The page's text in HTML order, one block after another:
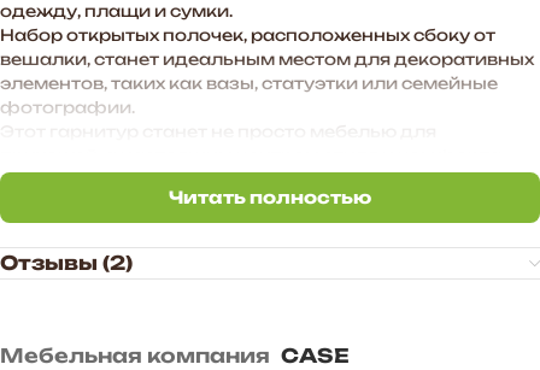
одежду, плащи и сумки.
Набор открытых полочек, расположенных сбоку от
вешалки, станет идеальным местом для декоративных
элементов, таких как вазы, статуэтки или семейные
фотографии.
создавая приятное первое впечатление о Вашем доме.
Преимущества прихожей «BOSA»:
— Функциональное наполнение.
— Произвольное расположение модулей. Также есть
— Универсальное цветовое сочетание подходит для
Читать полностью
Читать полностью
Отзывы (2)
Мебельная компания CASE